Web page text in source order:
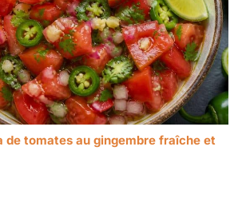
de tomates au gingembre fraîche et